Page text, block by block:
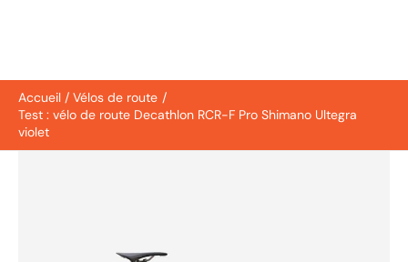
Accueil
Vélos de route
Test : vélo de route Decathlon RCR-F Pro Shimano Ultegra
violet